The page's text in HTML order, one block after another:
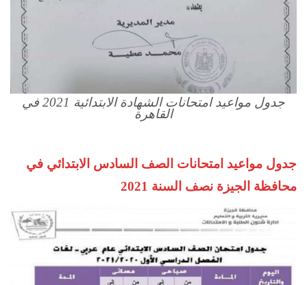
جدول مواعيد امتحانات الشهادة الابتدائية 2021 في
القاهرة
جدول مواعيد امتحانات الصف السادس الابتدائي في
محافظة الجيزة نصف السنة 2021